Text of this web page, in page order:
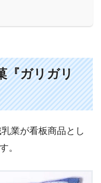
『ガリガリ
業が看板商品とし
。